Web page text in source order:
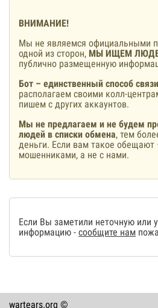
ВНИМАНИЕ!
Мы не являемся официальными
одной из сторон, МЫ ИЩЕМ
публично размещенную
Бот – единственный способ
располагаем своими колл-
пишем с других аккаунтов.
Мы не предлагаем и не будем
людей в списки обмена, тем
деньги. Если вам такое
мошенниками, а не с нами.
Если Вы заметили неточную или
информацию - сообщите нам
wartears.org ©